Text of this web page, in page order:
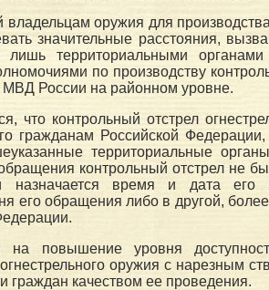
оружия для
значительные расстояния,
лишь территориальными
по производству
России на районном уровне.
что контрольный отстрел
гражданам Российской Федерации,
территориальные
контрольный отстрел не
назначается время и дата его
его обращения либо в другой,
на повышение уровня
оружия с нарезным
граждан качеством ее проведения.